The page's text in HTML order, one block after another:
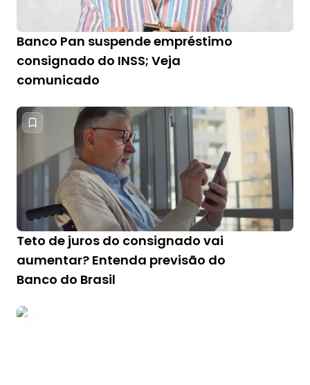
Banco Pan suspende empréstimo
consignado do INSS; Veja
comunicado
Teto de juros do consignado vai
aumentar? Entenda previsão do
Banco do Brasil